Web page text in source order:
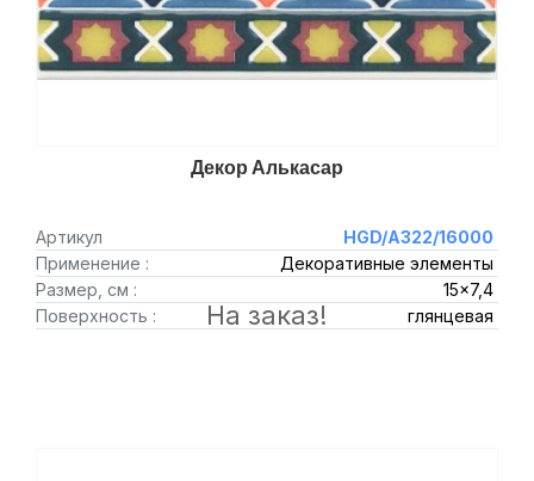
Декор Алькасар
Артикул
HGD/A322/16000
Применение :
Декоративные элементы
Размер, см :
15x7,4
Поверхность :
глянцевая
На заказ!